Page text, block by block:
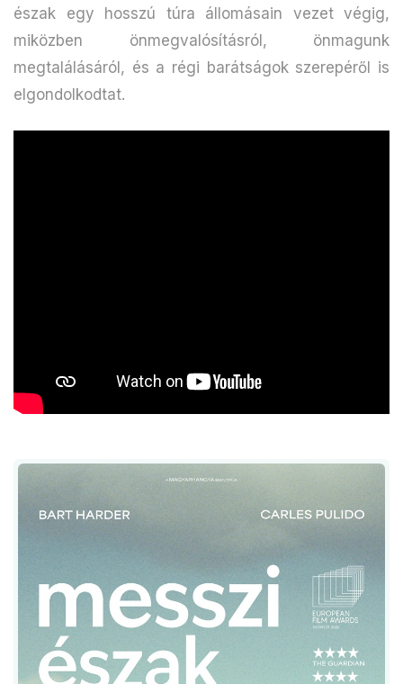
észak egy hosszú túra állomásain vezet végig,
miközben önmegvalósításról, önmagunk
megtalálásáról, és a régi barátságok szerepéről is
elgondolkodtat.